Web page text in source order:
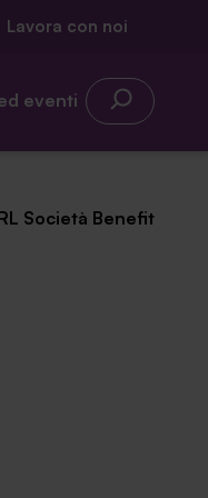
Lavora con noi
eventi
Società Benefit